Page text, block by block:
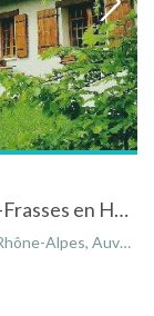
Gîte le clos de la Panissé à Chainar-les-Frasses en Haute-Savoie dans les Alpes
Rhône-Alpes, France